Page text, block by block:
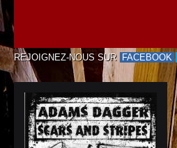
REJOIGNEZ-NOUS SUR FACEBOOK